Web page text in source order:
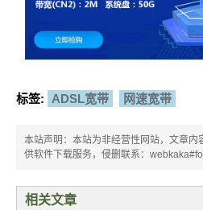
标签: ADSL宽带 网速宽带
本站声明：本站为非经营性网站，文章内
供软件下载服务，侵删联系：
相关文章